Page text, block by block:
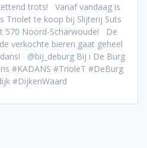
trots! Vanaf vandaag is
Triolet te koop bij Slijterij Suts
570 Noord-Scharwoude! De
verkochte bieren gaat geheel
@bij_deburg Bij ı De Burg
#KADANS #TrioleT #DeBurg
#DijkenWaard